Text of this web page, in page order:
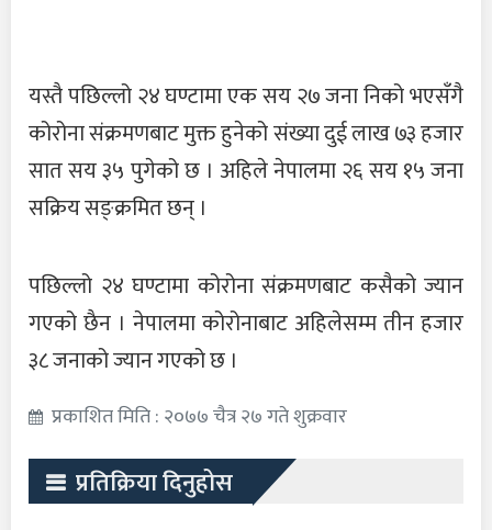
यस्तै पछिल्लो २४ घण्टामा एक सय २७ जना निको भएसँगै
कोरोना संक्रमणबाट मुक्त हुनेको संख्या दुई लाख ७३ हजार
सात सय ३५ पुगेको छ । अहिले नेपालमा २६ सय १५ जना
सक्रिय सङ्क्रमित छन् ।
पछिल्लो २४ घण्टामा कोरोना संक्रमणबाट कसैको ज्यान
गएको छैन । नेपालमा कोरोनाबाट अहिलेसम्म तीन हजार
३८ जनाको ज्यान गएको छ ।
प्रकाशित मिति : २०७७ चैत्र २७ गते शुक्रवार
प्रतिक्रिया दिनुहोस